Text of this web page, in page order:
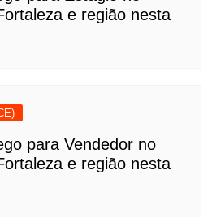
e região nesta
para Vendedor no
e região nesta